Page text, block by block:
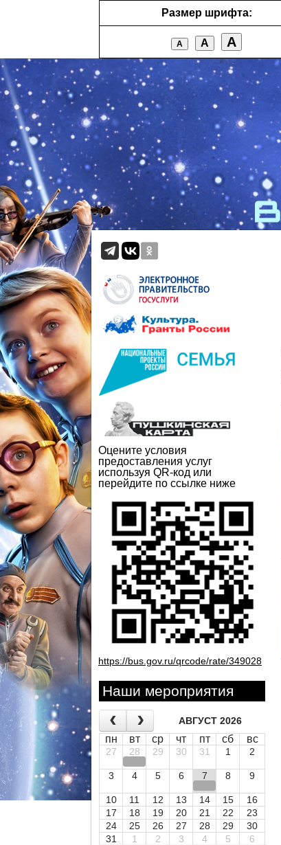
Размер шрифта:
А А А
Оцените условия
предоставления услуг
используя QR-код или
перейдите по ссылке ниже
https://bus.gov.ru/qrcode/rate/349028
Наши мероприятия
АВГУСТ 2026
пн вт ср чт пт сб вс
27 28 29 30 31 1 2
3 4 5 6 7 8 9
10 11 12 13 14 15
16
17
18 19 20 21 22
23
24
25 26 27 28 29
30
31
1 2 3 4 5 6